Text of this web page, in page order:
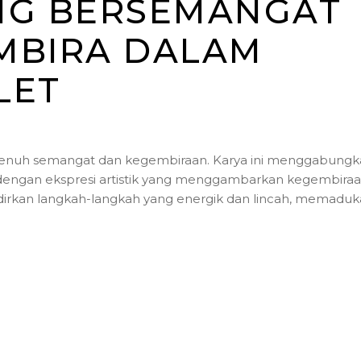
BERSEMANGAT
DALAM
semangat dan kegembiraan. Karya ini
ekspresi artistik yang menggambarkan
langkah-langkah yang energik dan lincah,